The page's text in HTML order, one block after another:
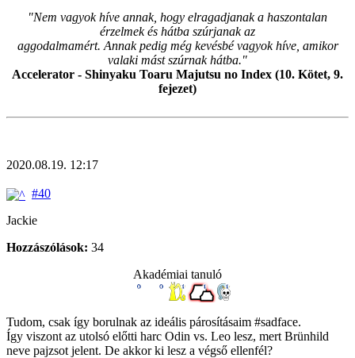
"Nem vagyok híve annak, hogy elragadjanak a haszontalan
érzelmek és hátba szúrjanak az
aggodalmamért. Annak pedig még kevésbé vagyok híve, amikor
valaki mást szúrnak hátba."
Accelerator - Shinyaku Toaru Majutsu no Index (10. Kötet, 9.
fejezet)
2020.08.19. 12:17
#40
Jackie
Hozzászólások: 34
Akadémiai tanuló
Tudom, csak így borulnak az ideális párosításaim #sadface.
Így viszont az utolsó előtti harc Odin vs. Leo lesz, mert Brünhild
neve pajzsot jelent. De akkor ki lesz a végső ellenfél?